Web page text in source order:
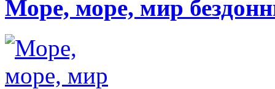
Море, море, мир